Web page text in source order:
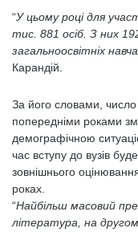
“У цьому році для
тис. 881 осіб. З них
загальноосвітніх
Карандій.
За його словами,
попередніми роками
демографічною
час вступу до вузів
зовнішнього
роках.
“Найбільш масовий
література, на